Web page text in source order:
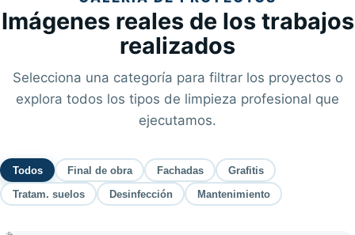
Imágenes reales de los trabajos
realizados
Selecciona una categoría para filtrar los proyectos o
explora todos los tipos de limpieza profesional que
ejecutamos.
Todos Final de obra Fachadas
Grafitis
Tratam. suelos
Desinfección Mantenimiento